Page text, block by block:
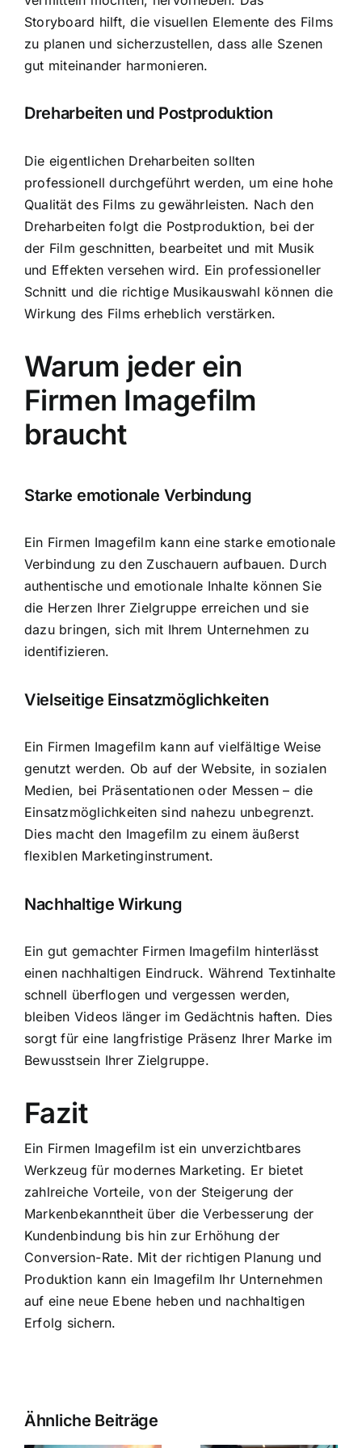
Storyboard hilft, die visuellen Elemente des Films
zu planen und sicherzustellen, dass alle Szenen
gut miteinander harmonieren.
Dreharbeiten und Postproduktion
Die eigentlichen Dreharbeiten sollten
professionell durchgeführt werden, um eine hohe
Qualität des Films zu gewährleisten. Nach den
Dreharbeiten folgt die Postproduktion, bei der
der Film geschnitten, bearbeitet und mit Musik
und Effekten versehen wird. Ein professioneller
Schnitt und die richtige Musikauswahl können die
Wirkung des Films erheblich verstärken.
Warum jeder ein
Firmen Imagefilm
braucht
Starke emotionale Verbindung
Ein Firmen Imagefilm kann eine starke emotionale
Verbindung zu den Zuschauern aufbauen. Durch
authentische und emotionale Inhalte können Sie
die Herzen Ihrer Zielgruppe erreichen und sie
dazu bringen, sich mit Ihrem Unternehmen zu
identifizieren.
Vielseitige Einsatzmöglichkeiten
Ein Firmen Imagefilm kann auf vielfältige Weise
genutzt werden. Ob auf der Website, in sozialen
Medien, bei Präsentationen oder Messen – die
Einsatzmöglichkeiten sind nahezu unbegrenzt.
Dies macht den Imagefilm zu einem äußerst
flexiblen Marketinginstrument.
Nachhaltige Wirkung
Ein gut gemachter Firmen Imagefilm hinterlässt
einen nachhaltigen Eindruck. Während Textinhalte
schnell überflogen und vergessen werden,
bleiben Videos länger im Gedächtnis haften. Dies
sorgt für eine langfristige Präsenz Ihrer Marke im
Bewusstsein Ihrer Zielgruppe.
Fazit
Ein Firmen Imagefilm ist ein unverzichtbares
Werkzeug für modernes Marketing. Er bietet
zahlreiche Vorteile, von der Steigerung der
Markenbekanntheit über die Verbesserung der
Kundenbindung bis hin zur Erhöhung der
Conversion-Rate. Mit der richtigen Planung und
Produktion kann ein Imagefilm Ihr Unternehmen
auf eine neue Ebene heben und nachhaltigen
Erfolg sichern.
Ähnliche Beiträge